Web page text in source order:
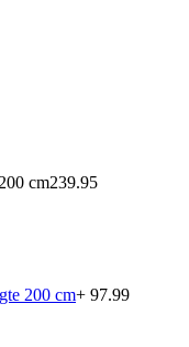
cm239.95
200 cm+ 97.99